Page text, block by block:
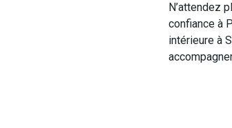
N’attendez
confiance à
intérieure à